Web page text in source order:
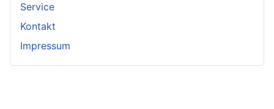
Service
Kontakt
Impressum